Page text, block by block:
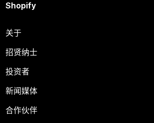
Shopify
关于
招贤纳士
投资者
新闻媒体
合作伙伴